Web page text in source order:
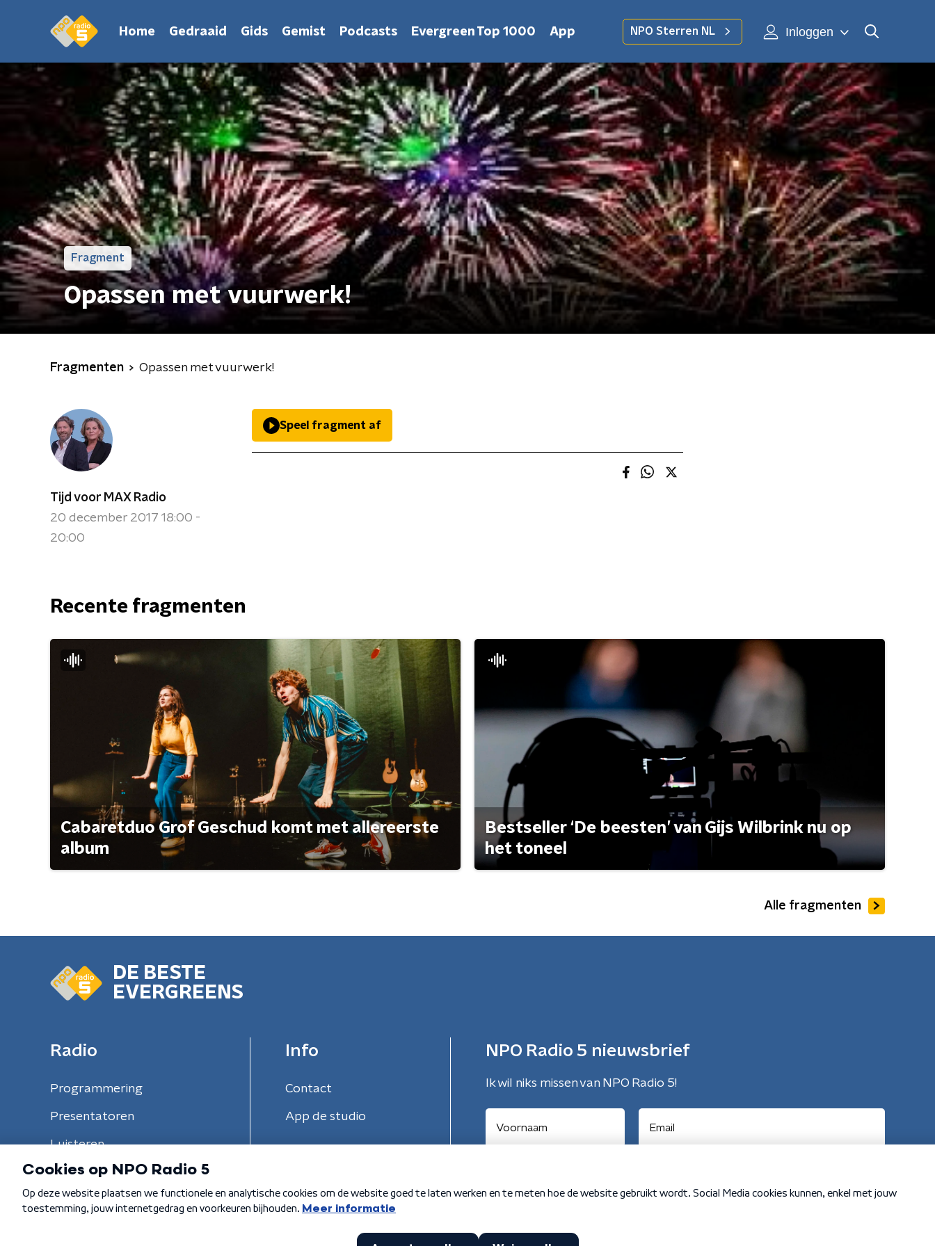
Home Gedraaid Gids Gemist Podcasts Evergreen Top 1000 App NPO Sterren NL Inloggen
Fragment
Opassen met vuurwerk!
Fragmenten Opassen met vuurwerk!
Tijd voor MAX Radio
20 december 2017 18:00 -
20:00
Speel fragment af
Recente fragmenten
Cabaretduo Grof Geschud komt met allereerste
album
Bestseller ‘De beesten’ van Gijs Wilbrink nu op
het toneel
Alle fragmenten
DE BESTE
EVERGREENS
Radio
Programmering
Presentatoren
Luisteren
Info
Contact
App de studio
NPO Radio 5 nieuwsbrief
Ik wil niks missen van NPO Radio 5!
Algemene voorwaarden Privacybeleid